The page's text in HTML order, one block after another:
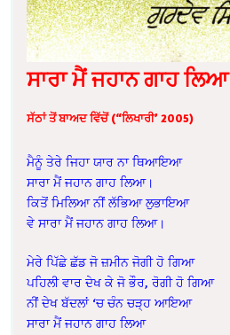
ਸਾਰਾ ਮੈਂ ਜਹਾਨ ਗਾਹ ਲਿਆ
ਸੱਠਾਂ ਤੋਂ ਬਾਅਦ ਵਿੱਚੋਂ (“ਲਿਖਾਰੀ’ 2005)
ਮੈਨੂੰ ਤੇਰੇ ਜਿਹਾ ਯਾਰ ਨਾ ਥਿਆਇਆ
ਸਾਰਾ ਮੈਂ ਜਹਾਨ ਗਾਹ ਲਿਆ।
ਕਿਤੋਂ ਮਿਲਿਆ ਨੀਂ ਲੱਭਿਆ ਲੁਭਾਇਆ
ਵੇ ਸਾਰਾ ਮੈਂ ਜਹਾਨ ਗਾਹ ਲਿਆ।
ਮੇਰੇ ਪਿੱਛੇ ਛੱਡ ਜੋ ਜ਼ਮੀਨ ਜੋਗੀ ਹੋ ਗਿਆ
ਪਹਿਲੀ ਵਾਰ ਦੇਖ ਕੇ ਜੋ ਭੌਰ, ਰੋਗੀ ਹੋ ਗਿਆ
ਨੀਂ ਦੇਖ ਬੱਦਲਾਂ ‘ਚ ਚੰਨ ਚੜ੍ਹ ਆਇਆ
ਸਾਰਾ ਮੈਂ ਜਹਾਨ ਗਾਹ ਲਿਆ